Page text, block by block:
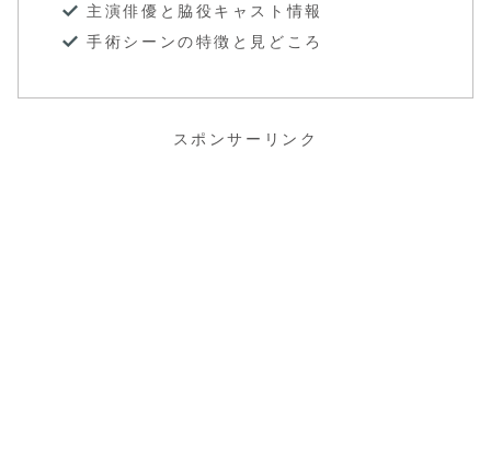
主演俳優と脇役キャスト情報
手術シーンの特徴と見どころ
スポンサーリンク